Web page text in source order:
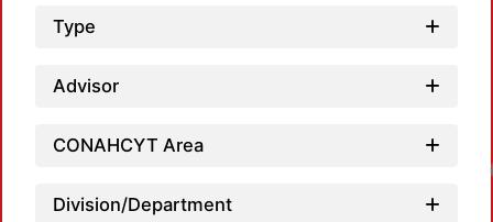
Type
Advisor
CONAHCYT Area
Division/Department